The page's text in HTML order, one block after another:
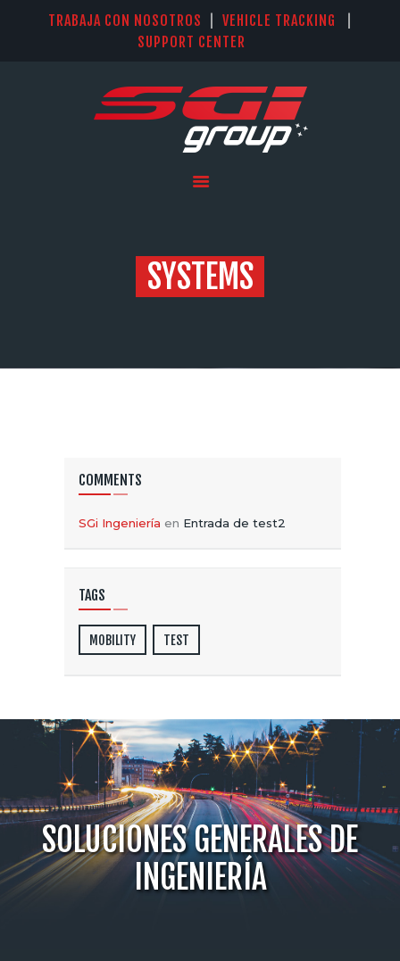
TRABAJA CON NOSOTROS VEHICLE TRACKING
SUPPORT CENTER
SYSTEMS
INICIO
CONTACTO
IDIOMAS
COMMENTS
SGi Ingeniería en Entrada de test2
TAGS
MOBILITY TEST
SOLUCIONES GENERALES DE
INGENIERÍA